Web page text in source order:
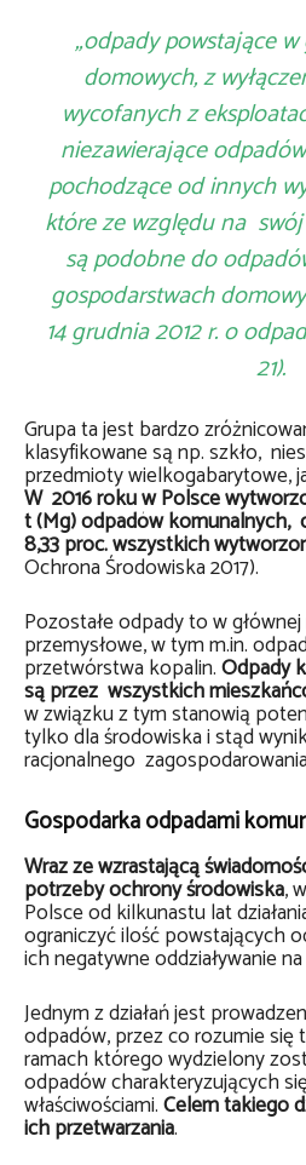
„odpady powstające
domowych, z
wycofanych z
niezawierające
pochodzące od innych
które ze względu na
są podobne do
gospodarstwach
14 grudnia 2012 r. o
21).
Grupa ta jest bardzo
klasyfikowane są np. szkło,
przedmioty wielkogabarytowe,
W 2016 roku w Polsce
t (Mg) odpadów komunalnych,
8,33 proc. wszystkich
Ochrona Środowiska 2017).
Pozostałe odpady to w
przemysłowe, w tym m.in.
przetwórstwa kopalin.Odpady
są przez wszystkich
w związku z tym stanowią
tylko dla środowiska i stąd
racjonalnego
Gospodarka odpadami
Wraz ze wzrastającą
potrzeby ochrony środowiska,
Polsce od kilkunastu lat
ograniczyć ilość powstających
ich negatywne oddziaływanie
Jednym z działań jest
odpadów, przez co rozumie się
ramach którego wydzielony
odpadów charakteryzujących
właściwościami.Celem takiego
ich przetwarzania.